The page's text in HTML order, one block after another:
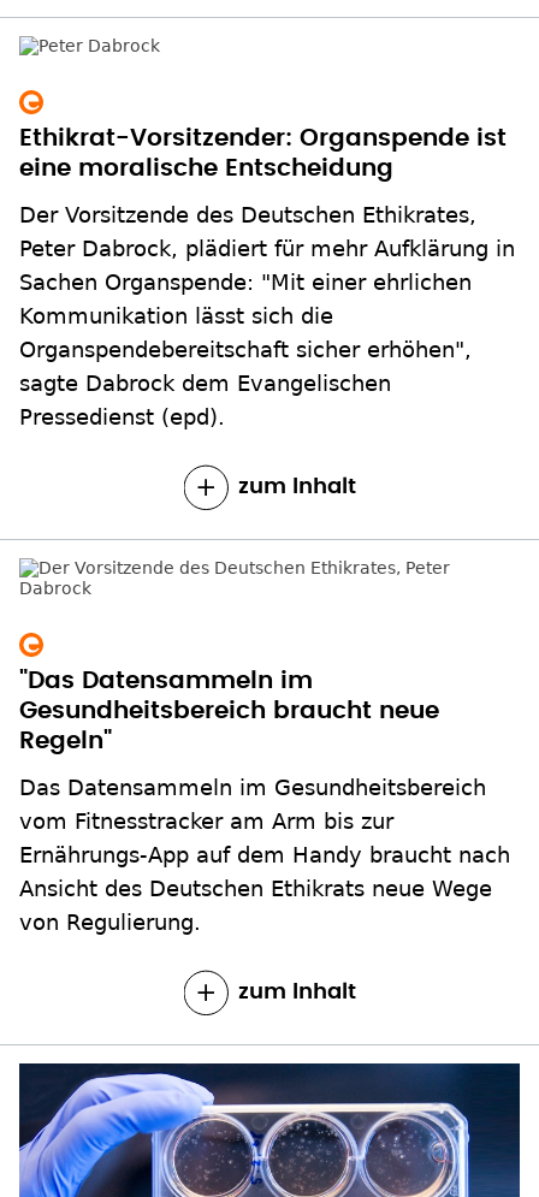
Ethikrat-Vorsitzender: Organspende ist
eine moralische Entscheidung
Der Vorsitzende des Deutschen Ethikrates,
Peter Dabrock, plädiert für mehr Aufklärung in
Sachen Organspende: "Mit einer ehrlichen
Kommunikation lässt sich die
Organspendebereitschaft sicher erhöhen",
sagte Dabrock dem Evangelischen
Pressedienst (epd).
zum Inhalt
"Das Datensammeln im
Gesundheitsbereich braucht neue
Regeln"
Das Datensammeln im Gesundheitsbereich
vom Fitnesstracker am Arm bis zur
Ernährungs-App auf dem Handy braucht nach
Ansicht des Deutschen Ethikrats neue Wege
von Regulierung.
zum Inhalt